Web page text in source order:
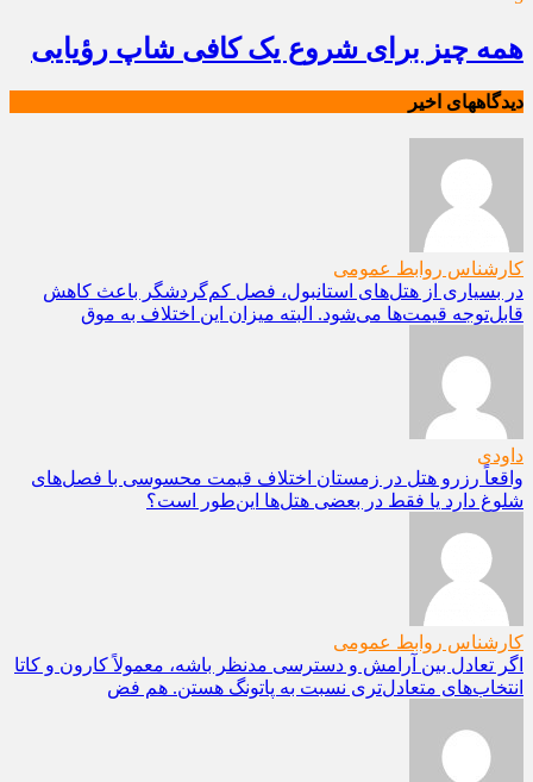
همه چیز برای شروع یک کافی شاپ رؤیایی
دیدگاههای اخیر
کارشناس روابط عمومی
در بسیاری از هتل‌های استانبول، فصل کم‌گردشگر باعث کاهش
قابل‌توجه قیمت‌ها می‌شود. البته میزان این اختلاف به موق
داودی
واقعاً رزرو هتل در زمستان اختلاف قیمت محسوسی با فصل‌های
شلوغ دارد یا فقط در بعضی هتل‌ها این‌طور است؟
کارشناس روابط عمومی
اگر تعادل بین آرامش و دسترسی مدنظر باشه، معمولاً کارون و کاتا
انتخاب‌های متعادل‌تری نسبت به پاتونگ هستن. هم فض